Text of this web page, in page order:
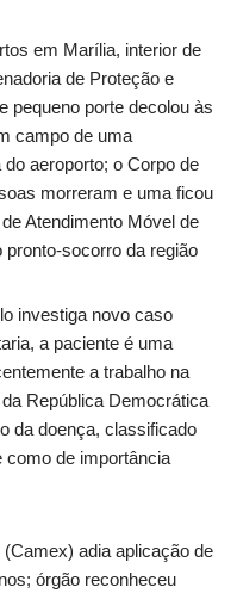
em Marília, interior de
de Proteção e
pequeno porte decolou às
campo de uma
aeroporto; o Corpo de
morreram e uma ficou
Atendimento Móvel de
socorro da região
investiga novo caso
a paciente é uma
a trabalho na
República Democrática
da doença, classificado
como de importância
adia aplicação de
órgão reconheceu